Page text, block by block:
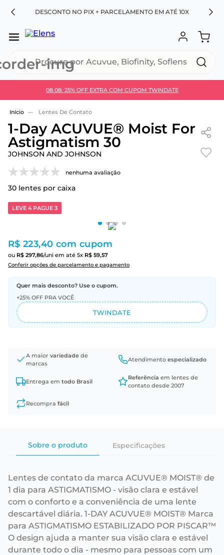
DESCONTO NO PIX + PARCELAMENTO EM ATÉ 10X
08.08: 25% OFF EXTRA COM CUPOM TWINDATE
Use 30HOJE e ganhe 30% OFF + economia extra no
Lentes De Contato
1-Day ACUVUE® Moist For
Astigmatism 30
JOHNSON AND JOHNSON
nenhuma avaliação
30 lentes por caixa
LEVE 4 PAGUE 3
R$ 223,40 com cupom
ou R$ 297,86/uni em até 5x R$ 59,57
Conferir opções de parcelamento e pagamento
Quer mais desconto? Use o cupom.
+25% OFF PRA VOCÊ
TWINDATE
A maior variedade de
marcas
Atendimento especializado
Entrega em todo Brasil
Referência em lentes de
contato desde 2007
Recompra fácil
Sobre o produto Especificações
Lentes de contato da marca ACUVUE® MOIST® de
1 dia para ASTIGMATISMO - visão clara e estável
com o conforto e a conveniência de uma lente
descartável diária. 1-DAY ACUVUE® MOIST® Marca
para ASTIGMATISMO ESTABILIZADO POR PISCAR™
O design ajuda a manter sua visão clara e estável
durante todo o dia - mesmo para pessoas com um